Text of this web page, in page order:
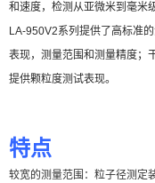
和速度，检测从亚微米到毫米
LA-950V2系列提供了高标准
表现，测量范围和测量精度；
提供颗粒度测试表现。
特点
较宽的测量范围：粒子径测定